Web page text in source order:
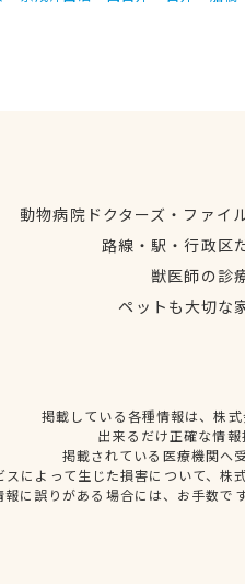
動物病院ドクターズ・ファイ
路線・駅・行政区
獣医師の診
ペットも大切な
掲載している各種情報は、株
出来るだけ正確な情
掲載されている医療機関へ
スによって生じた損害について、
報に誤りがある場合には、お手数で